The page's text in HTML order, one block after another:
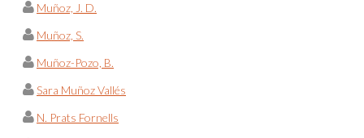
Muñoz, J. D.
Muñoz, S.
Muñoz-Pozo, B.
Sara Muñoz Vallés
N. Prats Fornells